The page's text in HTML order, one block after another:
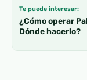
Te puede interesar:
¿Cómo operar
Dónde hacerlo?